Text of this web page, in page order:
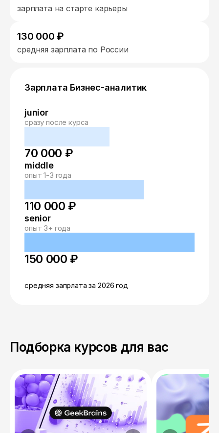
зарплата на старте карьеры
130 000 ₽
средняя зарплата по России
Зарплата Бизнес-аналитик
junior
сразу после курса
70 000 ₽
middle
опыт 1-3 года
110 000 ₽
senior
опыт 3+ года
150 000 ₽
средняя запрлата за 2026 год
Подборка курсов для вас